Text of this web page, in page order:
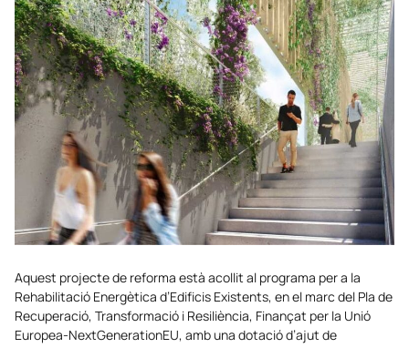
Aquest projecte de reforma està acollit al programa per a la
Rehabilitació Energètica d’Edificis Existents, en el marc del Pla de
Recuperació, Transformació i Resiliència, Finançat per la Unió
Europea-NextGenerationEU, amb una dotació d’ajut de